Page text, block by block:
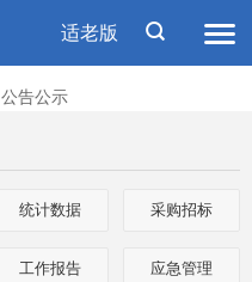
适老版
公告公示
统计数据 采购招标
工作报告 应急管理